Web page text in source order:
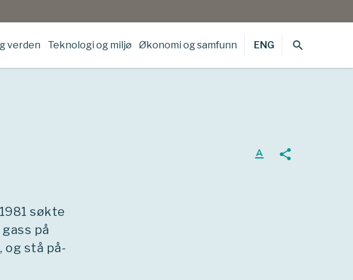
verden Teknologi og miljø Økonomi og samfunn ENG search
text_format share
søkte
på
og stå på-